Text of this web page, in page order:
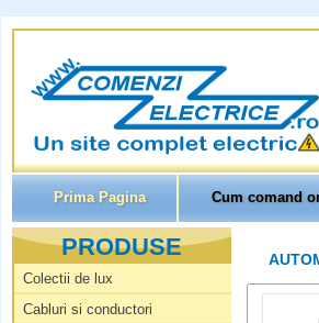
Prima Pagina Cum comand
PRODUSE
Colectii de lux
Cabluri si conductori